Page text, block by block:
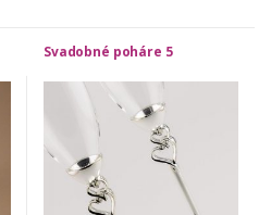
Svadobné poháre 5